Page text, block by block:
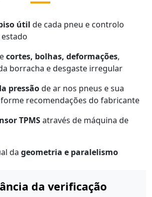
útil de cada pneu e controlo
cortes, bolhas, deformações,
borracha e desgaste irregular
pressãode ar nos pneus e sua
recomendações do fabricante
TPMSatravés de máquina de
da geometria e paralelismo
da verificação